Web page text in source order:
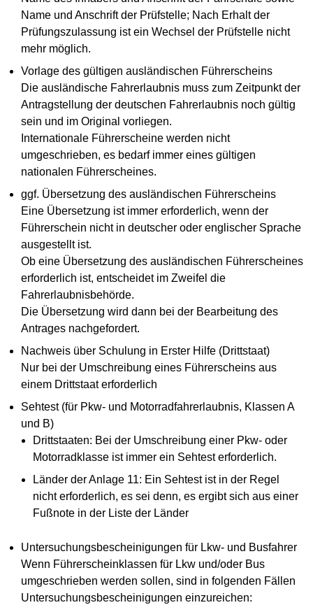
Name und Anschrift der Prüfstelle; Nach Erhalt der
Prüfungszulassung ist ein Wechsel der Prüfstelle nicht
mehr möglich.
Vorlage des gültigen ausländischen Führerscheins
Die ausländische Fahrerlaubnis muss zum Zeitpunkt der
Antragstellung der deutschen Fahrerlaubnis noch gültig
sein und im Original vorliegen.
Internationale Führerscheine werden nicht
umgeschrieben, es bedarf immer eines gültigen
nationalen Führerscheines.
ggf. Übersetzung des ausländischen Führerscheins
Eine Übersetzung ist immer erforderlich, wenn der
Führerschein nicht in deutscher oder englischer Sprache
ausgestellt ist.
Ob eine Übersetzung des ausländischen Führerscheines
erforderlich ist, entscheidet im Zweifel die
Fahrerlaubnisbehörde.
Die Übersetzung wird dann bei der Bearbeitung des
Antrages nachgefordert.
Nachweis über Schulung in Erster Hilfe (Drittstaat)
Nur bei der Umschreibung eines Führerscheins aus
einem Drittstaat erforderlich
Sehtest (für Pkw- und Motorradfahrerlaubnis, Klassen A
und B)
Drittstaaten: Bei der Umschreibung einer Pkw- oder
Motorradklasse ist immer ein Sehtest erforderlich.
Länder der Anlage 11: Ein Sehtest ist in der Regel
nicht erforderlich, es sei denn, es ergibt sich aus einer
Fußnote in der Liste der Länder
Untersuchungsbescheinigungen für Lkw- und Busfahrer
Wenn Führerscheinklassen für Lkw und/oder Bus
umgeschrieben werden sollen, sind in folgenden Fällen
Untersuchungsbescheinigungen einzureichen: